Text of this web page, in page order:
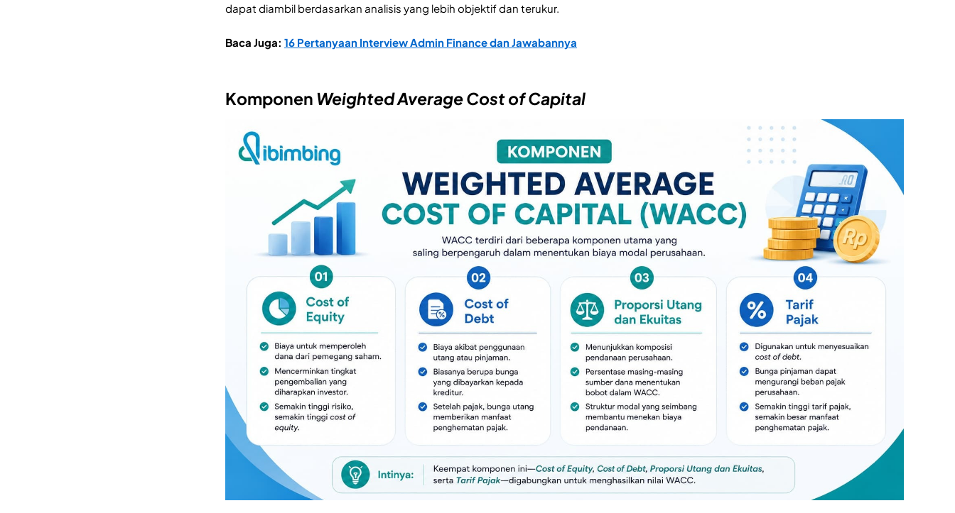
dapat diambil berdasarkan analisis yang lebih objektif dan terukur.
Baca Juga: 16 Pertanyaan Interview Admin Finance dan Jawabannya
Komponen Weighted Average Cost of Capital